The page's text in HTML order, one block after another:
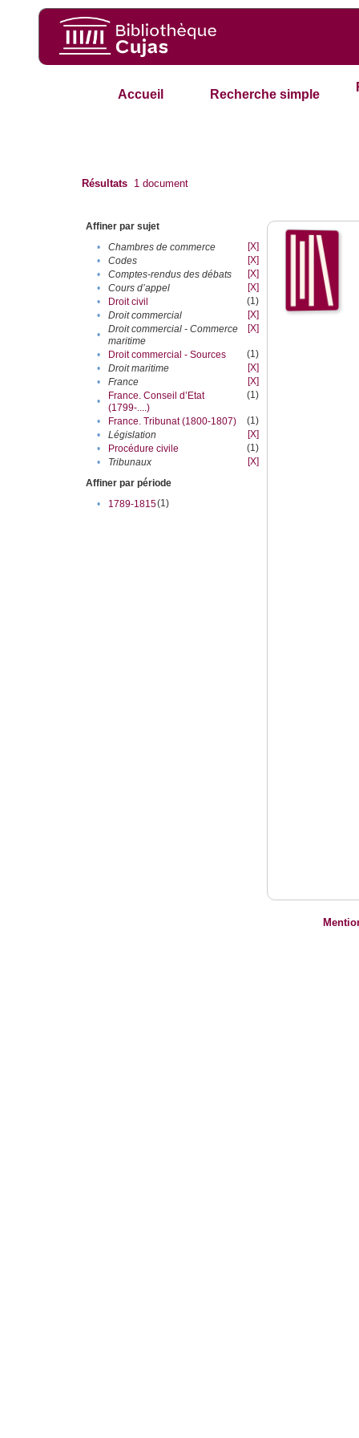
Accueil Recherche simple
Résultats 1 document
Affiner par sujet
•
Chambres de commerce
[X]
•
Codes
[X]
•
Comptes-rendus des débats
[X]
•
Cours d’appel
[X]
•
Droit civil
(1)
•
Droit commercial
[X]
•
Droit commercial - Commerce
maritime
[X]
• Droit commercial - Sources
(1)
•
Droit maritime
[X]
•
France
[X]
•
France. Conseil d’Etat
(1799-....)
(1)
• France. Tribunat (1800-1807)
(1)
•
Législation
[X]
•
Procédure civile
(1)
•
Tribunaux
[X]
Affiner par période
•
1789-1815(1)